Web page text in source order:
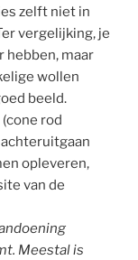
zelft niet in
vergelijking, je
hebben, maar
wollen
beeld.
rod
opleveren,
van de
Meestal is